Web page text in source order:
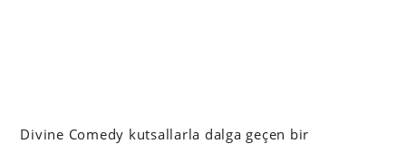
Divine Comedy kutsallarla dalga geçen bir